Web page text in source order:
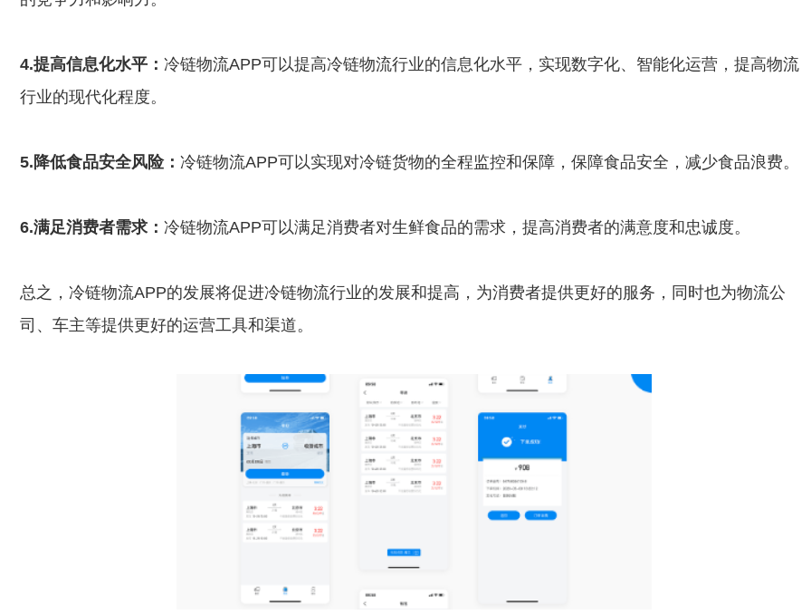
4.提高信息化水平： 冷链物流APP可以提高冷链物流行业的信息化水平，实现数字化、智能化运营，提高物流
行业的现代化程度。
5.降低食品安全风险： 冷链物流APP可以实现对冷链货物的全程监控和保障，保障食品安全，减少食品浪费。
6.满足消费者需求： 冷链物流APP可以满足消费者对生鲜食品的需求，提高消费者的满意度和忠诚度。
总之，冷链物流APP的发展将促进冷链物流行业的发展和提高，为消费者提供更好的服务，同时也为物流公
司、车主等提供更好的运营工具和渠道。